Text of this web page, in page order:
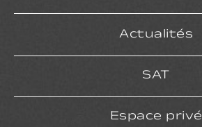
Actualités
SAT
Espace privé